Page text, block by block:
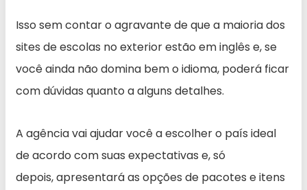
Isso sem contar o agravante de que a maioria dos
sites de escolas no exterior estão em inglês e, se
você ainda não domina bem o idioma, poderá ficar
com dúvidas quanto a alguns detalhes.
A agência vai ajudar você a escolher o país ideal
de acordo com suas expectativas e, só
depois, apresentará as opções de pacotes e itens